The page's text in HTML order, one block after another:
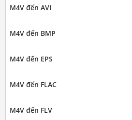
M4V đến AVI
M4V đến BMP
M4V đến EPS
M4V đến FLAC
M4V đến FLV